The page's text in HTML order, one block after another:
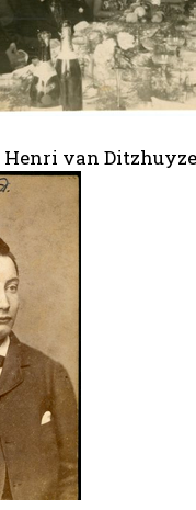
Henri van